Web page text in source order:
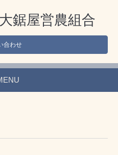
鋸屋営農組合
合わせ